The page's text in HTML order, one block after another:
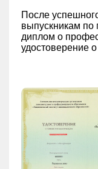
После
выпускникам по
диплом о
удостоверение